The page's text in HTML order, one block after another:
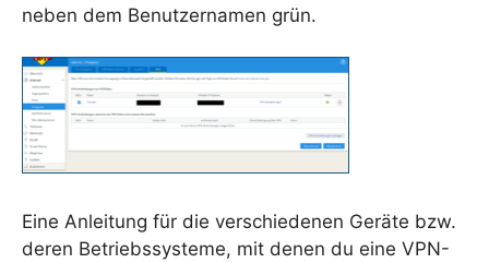
neben dem Benutzernamen grün.
Eine Anleitung für die verschiedenen Geräte bzw.
deren Betriebssysteme, mit denen du eine VPN-